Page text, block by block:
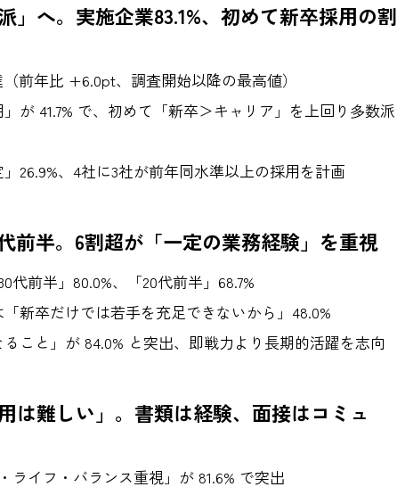
」へ。実施企業83.1%、初めて新卒採用の割
前年比 +6.0pt、調査開始以降の最高値）
が 41.7% で、初めて「新卒＞キャリア」を上回り多数派
26.9%、4社に3社が前年同水準以上の採用を計画
前半。6割超が「一定の業務経験」を重視
代前半」80.0%、「20代前半」68.7%
新卒だけでは若手を充足できないから」48.0%
こと」が 84.0% と突出、即戦力より長期的活躍を志向
は難しい」。書類は経験、面接はコミュ
イフ・バランス重視」が 81.6% で突出